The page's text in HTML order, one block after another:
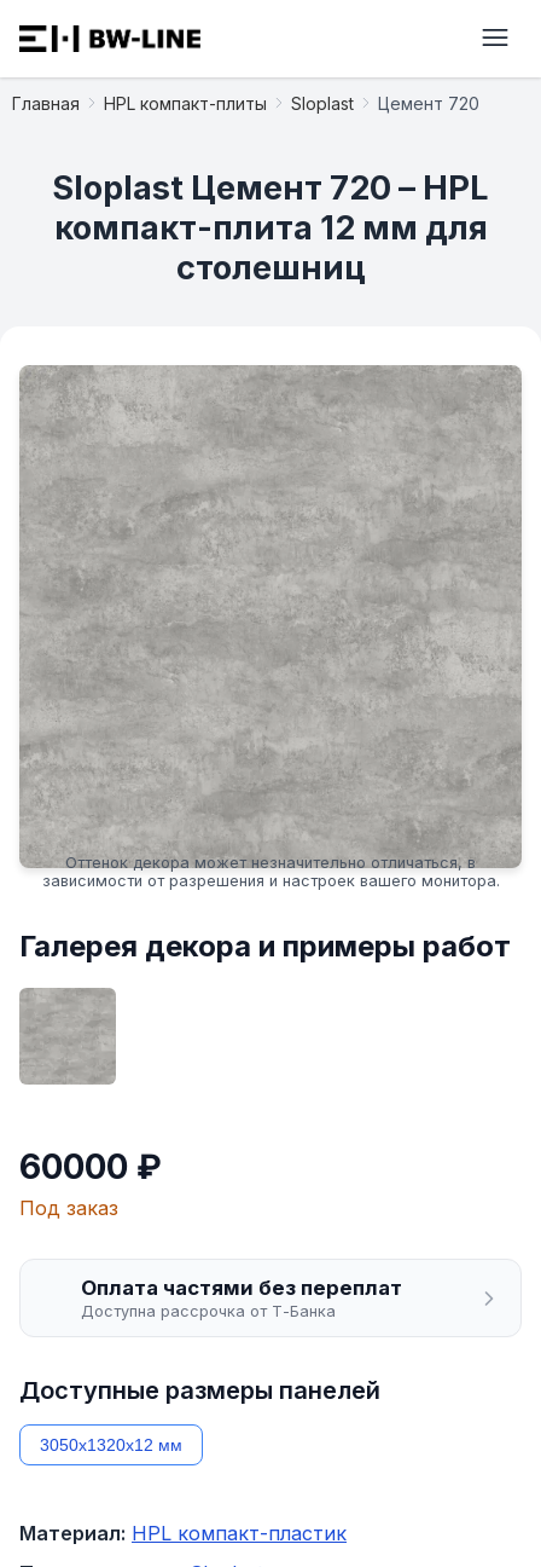
Главная HPL компакт-плиты Sloplast Цемент 720
Sloplast Цемент 720 – HPL
компакт-плита 12 мм для
столешниц
Оттенок декора может незначительно отличаться, в
зависимости от разрешения и настроек вашего монитора.
Галерея декора и примеры работ
60000 ₽
Под заказ
Оплата частями без переплат
Доступна рассрочка от Т-Банка
Доступные размеры панелей
3050х1320х12 мм
Материал: HPL компакт-пластик